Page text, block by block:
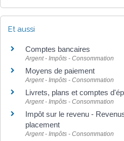
Et aussi
Comptes bancaires
Argent - Impôts - Consommation
Moyens de paiement
Argent - Impôts - Consommation
Livrets, plans et comptes
Argent - Impôts - Consommation
Impôt sur le revenu -
placement
Argent - Impôts - Consommation